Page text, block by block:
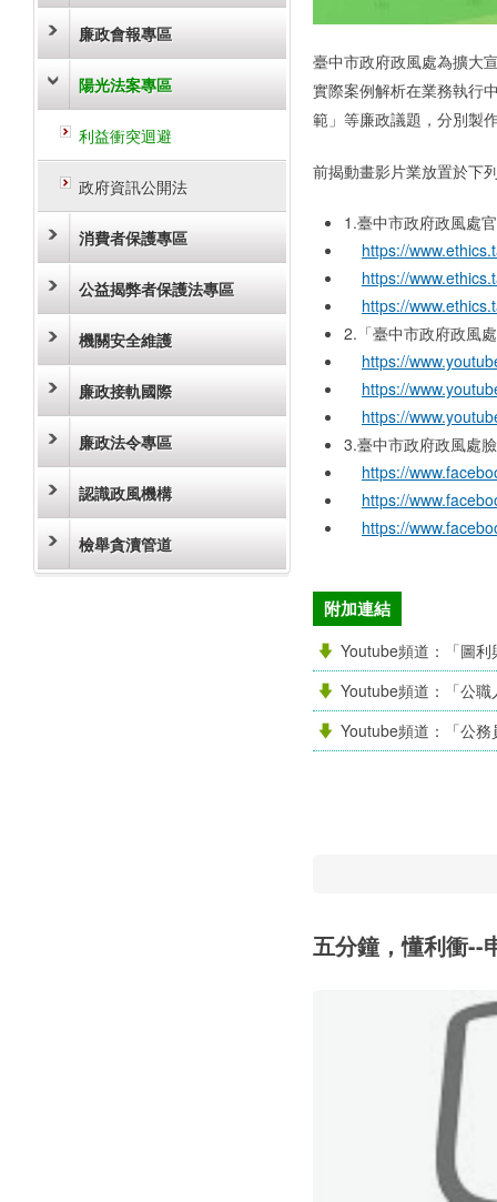
廉政會報專區
陽光法案專區
利益衝突迴避
政府資訊公開法
消費者保護專區
公益揭弊者保護法專區
機關安全維護
廉政接軌國際
廉政法令專區
認識政風機構
檢舉貪瀆管道
臺中市政府政風處為擴大
實際案例解析在業務執行
範」等廉政議題，分別製
前揭動畫影片業放置於下
1.臺中市政府政風處
https://
https://
https://
2.「臺中市政府政風
https://
https://
https://
3.臺中市政府政風處
https://
https://
https://
附加連結
Youtube頻道：「圖
Youtube頻道：「公
Youtube頻道：「公
五分鐘，懂利衝--